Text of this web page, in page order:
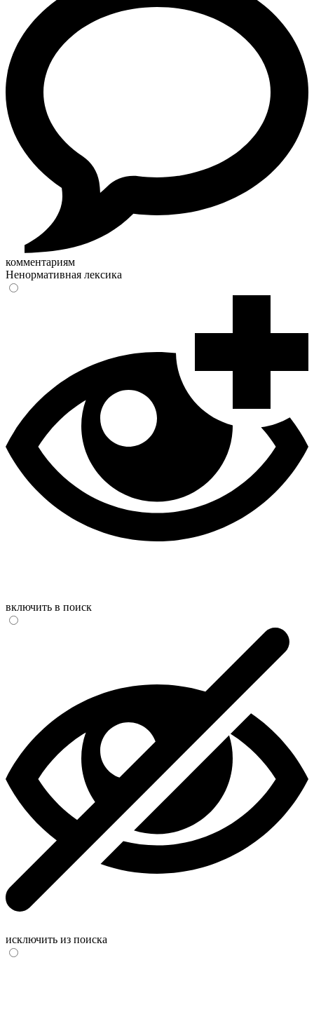
комментариям
Ненормативная лексика
включить в поиск
исключить из поиска